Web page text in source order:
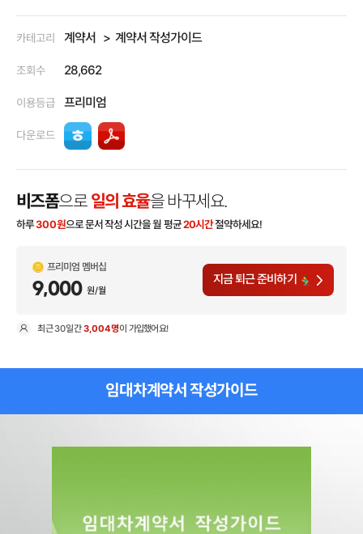
카테고리 계약서 계약서 작성가이드
조회수 28,662
이용등급 프리미엄
다운로드
비즈폼으로 일의 효율을 바꾸세요.
하루300원으로 문서 작성 시간을 월 평균20시간절약하세요!
프리미엄 멤버십
9,000 원/월
지금 퇴근 준비하기
최근30일간3,004명이 가입했어요!
임대차계약서 작성가이드